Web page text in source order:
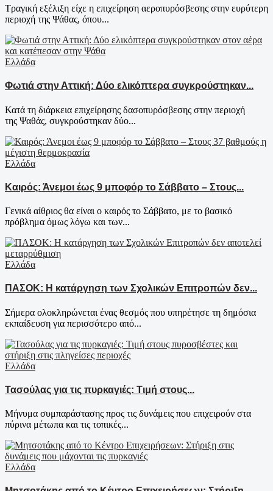
Τραγική εξέλιξη είχε η επιχείρηση αεροπυρόσβεσης στην ευρύτερη
περιοχή της Ψάθας, όπου...
Ελλάδα
Φωτιά στην Αττική: Δύο ελικόπτερα συγκρούστηκαν...
Κατά τη διάρκεια επιχείρησης δασοπυρόσβεσης στην περιοχή
της Ψαθάς, συγκρούστηκαν δύο...
Ελλάδα
Καιρός: Άνεμοι έως 9 μποφόρ το Σάββατο – Στους...
Γενικά αίθριος θα είναι ο καιρός το Σάββατο, με το βασικό
πρόβλημα όμως λόγω και των...
Ελλάδα
ΠΑΣΟΚ: Η κατάργηση των Σχολικών Επιτροπών δεν...
Σήμερα ολοκληρώνεται ένας θεσμός που υπηρέτησε τη δημόσια
εκπαίδευση για περισσότερο από...
Ελλάδα
Τασούλας για τις πυρκαγιές: Τιμή στους...
Μήνυμα συμπαράστασης προς τις δυνάμεις που επιχειρούν στα
πύρινα μέτωπα και τις τοπικές...
Ελλάδα